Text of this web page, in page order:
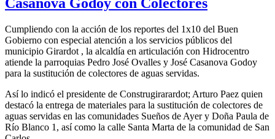
Cumpliendo con la acción de los reportes del 1x10 del Buen
Gobierno con especial atención a los servicios públicos del
municipio Girardot , la alcaldía en articulación con Hidrocentro
atiende la parroquias Pedro José Ovalles y José Casanova Godoy
para la sustitución de colectores de aguas servidas.
Así lo indicó el presidente de Construgirarardot; Arturo Paez quien
destacó la entrega de materiales para la sustitución de colectores de
aguas servidas en las comunidades Sueños de Ayer y Doña Paula de
Río Blanco 1, así como la calle Santa Marta de la comunidad de San